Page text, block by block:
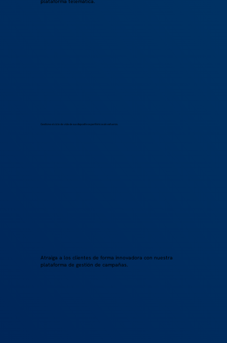
plataforma telemática.
Gestione el ciclo de vida de sus dispositivos periféricos sin esfuerzo.
Atraiga a los clientes de forma innovadora con nuestra
plataforma de gestión de campañas.